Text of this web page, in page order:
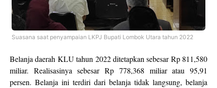
Suasana saat penyampaian LKPJ Bupati Lombok Utara tahun 2022
Belanja daerah KLU tahun 2022 ditetapkan sebesar Rp 811,580
miliar. Realisasinya sebesar Rp 778,368 miliar atau 95,91
persen. Belanja ini terdiri dari belanja tidak langsung, belanja